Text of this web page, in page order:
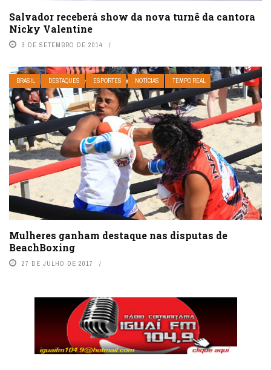
Salvador receberá show da nova turnê da cantora
Nicky Valentine
3 DE SETEMBRO DE 2014
BRASIL DESTAQUES ESPORTES NOTÍCIAS TEMPO REAL
Mulheres ganham destaque nas disputas de
BeachBoxing
27 DE JULHO DE 2017